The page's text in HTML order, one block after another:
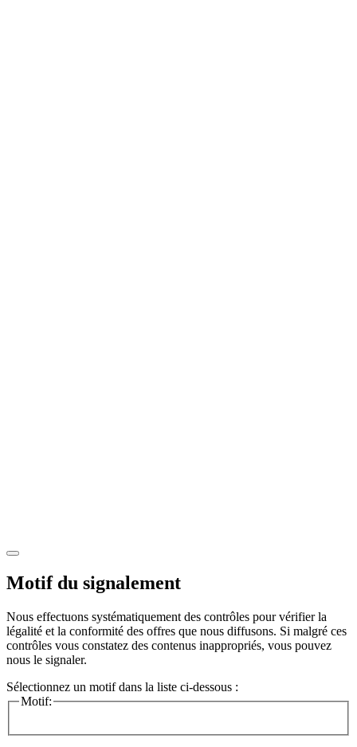
Motif du signalement
Nous effectuons systématiquement des contrôles pour vérifier la
légalité et la conformité des offres que nous diffusons. Si malgré ces
contrôles vous constatez des contenus inappropriés, vous pouvez
nous le signaler.
Sélectionnez un motif dans la liste ci-dessous :
Motif: